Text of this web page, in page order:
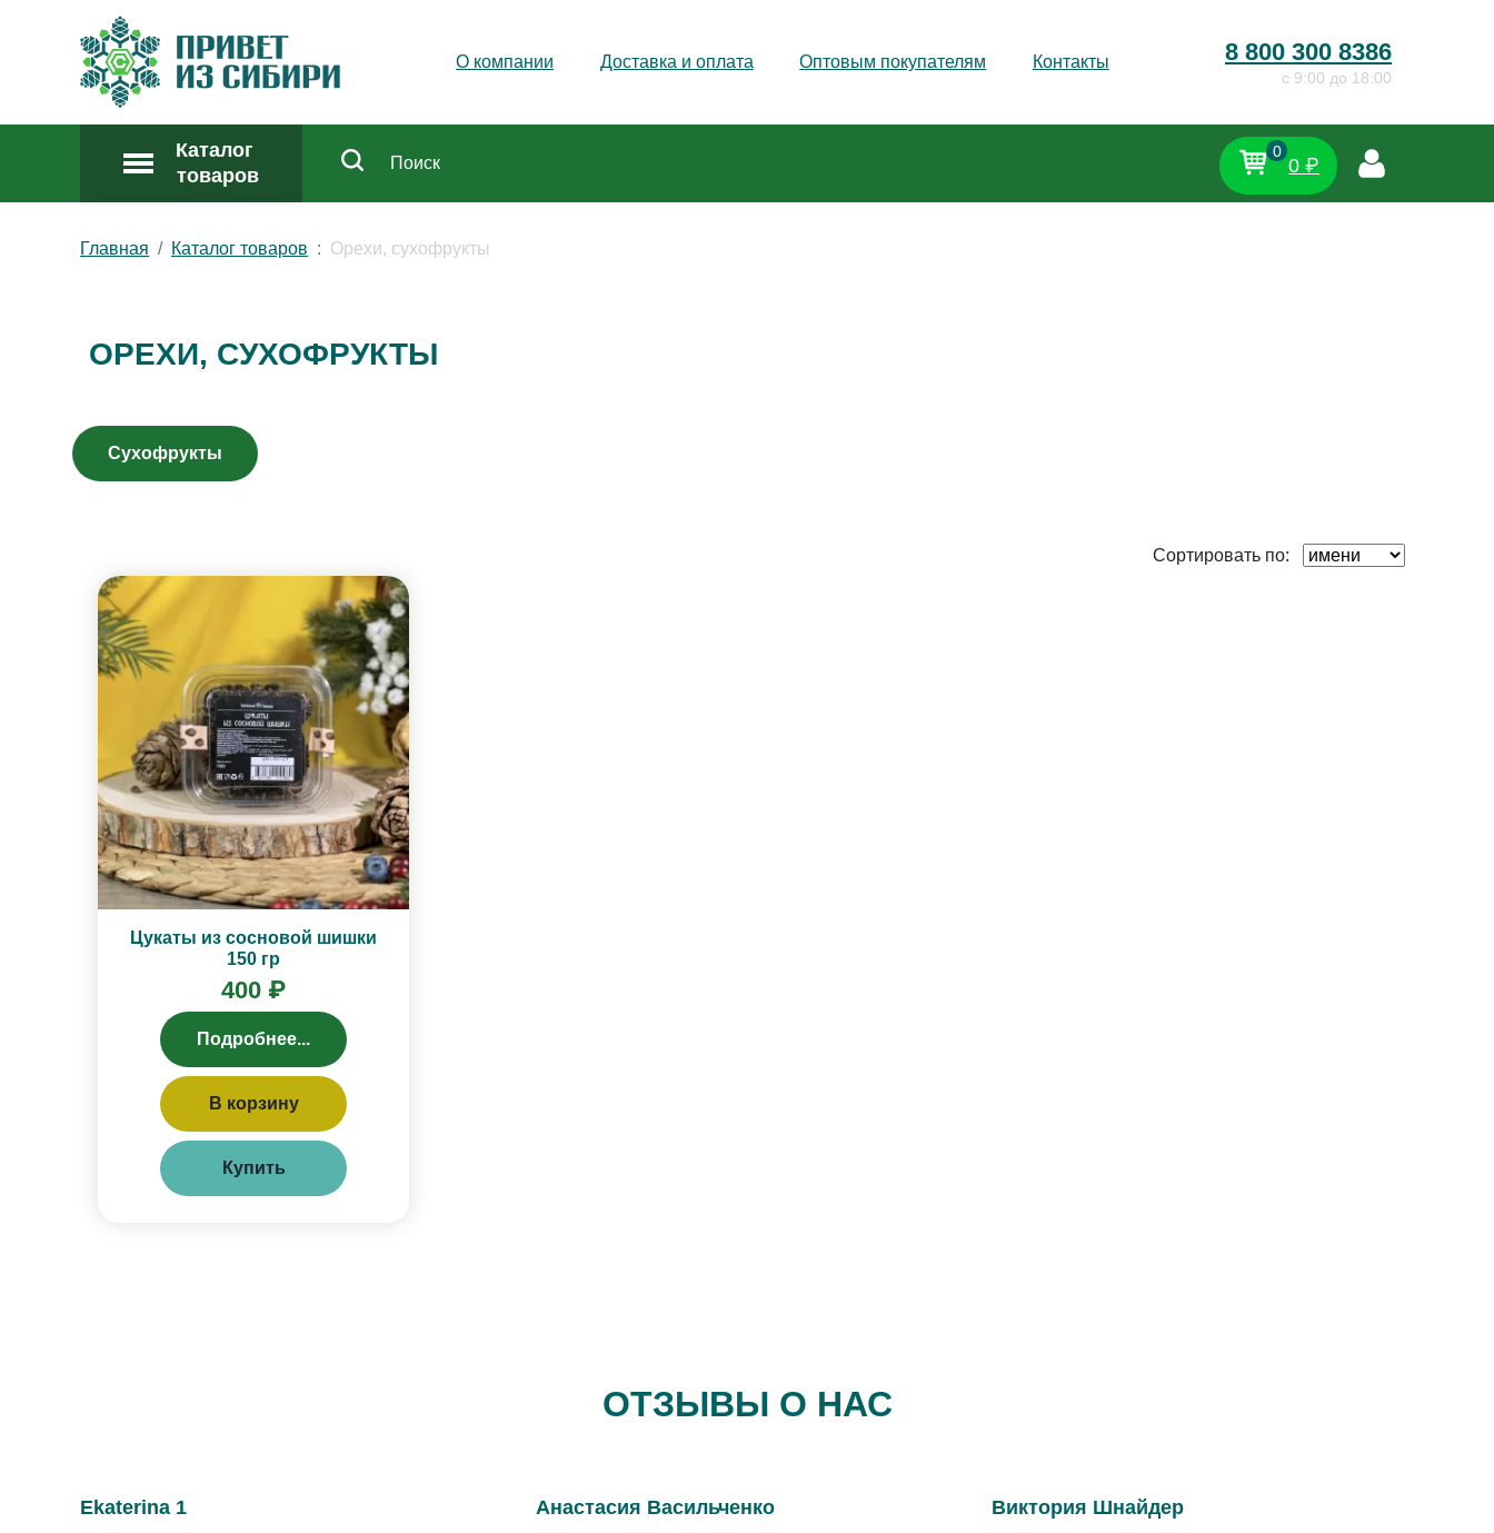
О компании Доставка и оплата Оптовым покупателям Контакты 8 800 300 8386
c 9:00 до 18:00
Каталог
товаров
0
0 ₽
Главная Каталог товаров Орехи, сухофрукты
ОРЕХИ, СУХОФРУКТЫ
Сухофрукты
Сортировать по:
Цукаты из сосновой шишки
150 гр
400 ₽
Подробнее...
В корзину
Купить
ОТЗЫВЫ О НАС
Ekaterina 1 Анастасия Васильченко Виктория Шнайдер